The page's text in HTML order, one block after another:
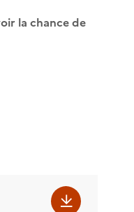
la chance de